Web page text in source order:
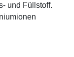
und Füllstoff.